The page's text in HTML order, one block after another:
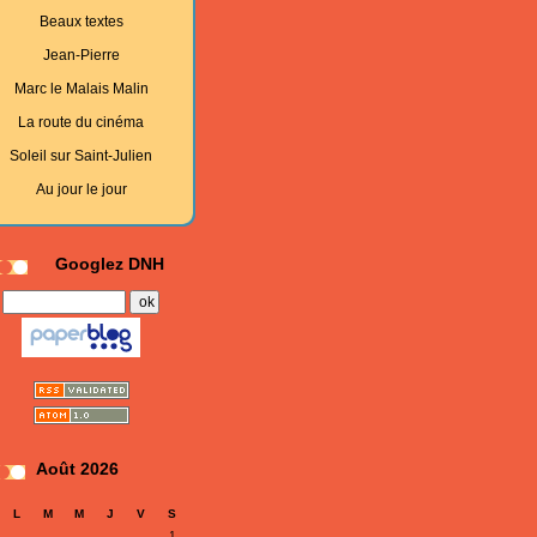
Beaux textes
Jean-Pierre
Marc le Malais Malin
La route du cinéma
Soleil sur Saint-Julien
Au jour le jour
Googlez DNH
Août 2026
L M M J V
S